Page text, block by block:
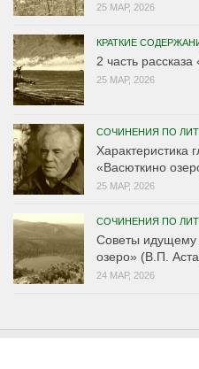
25 МАР, 2026
КРАТКИЕ
2 часть
25 МАР, 2026
СОЧИНЕНИЯ ПО
Характеристика
«Васюткино
25 МАР, 2026
СОЧИНЕНИЯ ПО
Советы идущему
озеро» (В.П.
24 МАР, 2026